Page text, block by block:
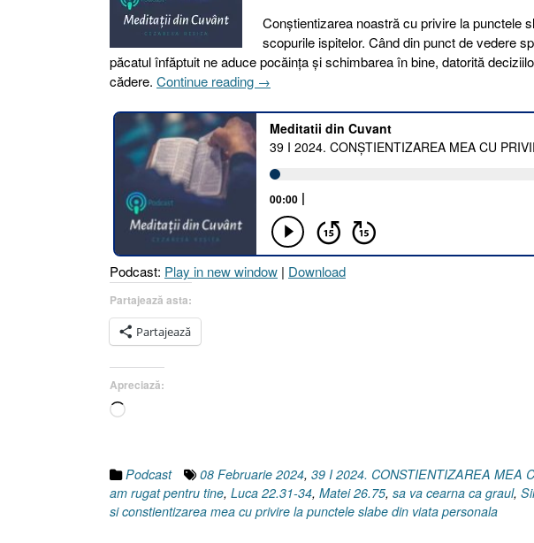
Conștientizarea noastră cu privire la punctele
scopurile ispitelor. Când din punct de vedere
păcatul înfăptuit ne aduce pocăința și schimbarea în bine, datorită
cădere. Continue reading „39
2024.
CONȘTIENTIZAREA
MEA
CU
PRIVIRE
PUNCTELE
MELE
SLABE
→
Podcast: Play in new window | Download
Partajează asta:
Partajează
Apreciază:
Încarc...
Podcast 08 Februarie 2024, 39 I 2024. CONSTIENTIZAREA MEA
am rugat pentru tine, Luca 22.31-34, Matei 26.75, sa va cearna ca graul,
si constientizarea mea cu privire la punctele slabe din viata personala